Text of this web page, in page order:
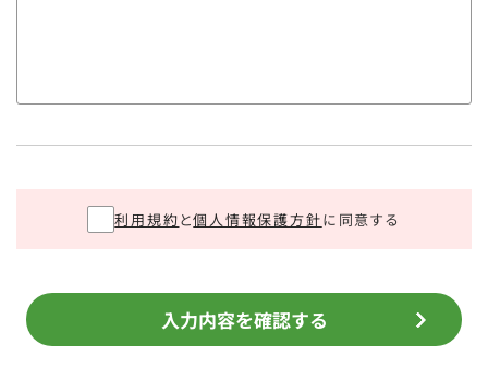
利用規約と個人情報保護方針に同意する